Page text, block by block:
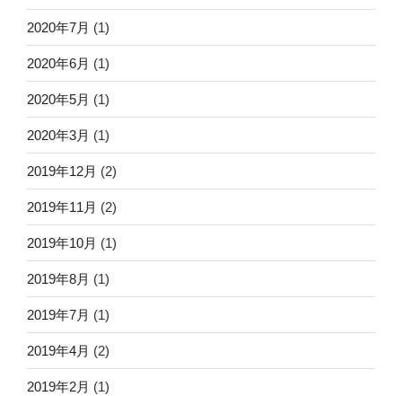
2020年7月 (1)
2020年6月 (1)
2020年5月 (1)
2020年3月 (1)
2019年12月 (2)
2019年11月 (2)
2019年10月 (1)
2019年8月 (1)
2019年7月 (1)
2019年4月 (2)
2019年2月 (1)